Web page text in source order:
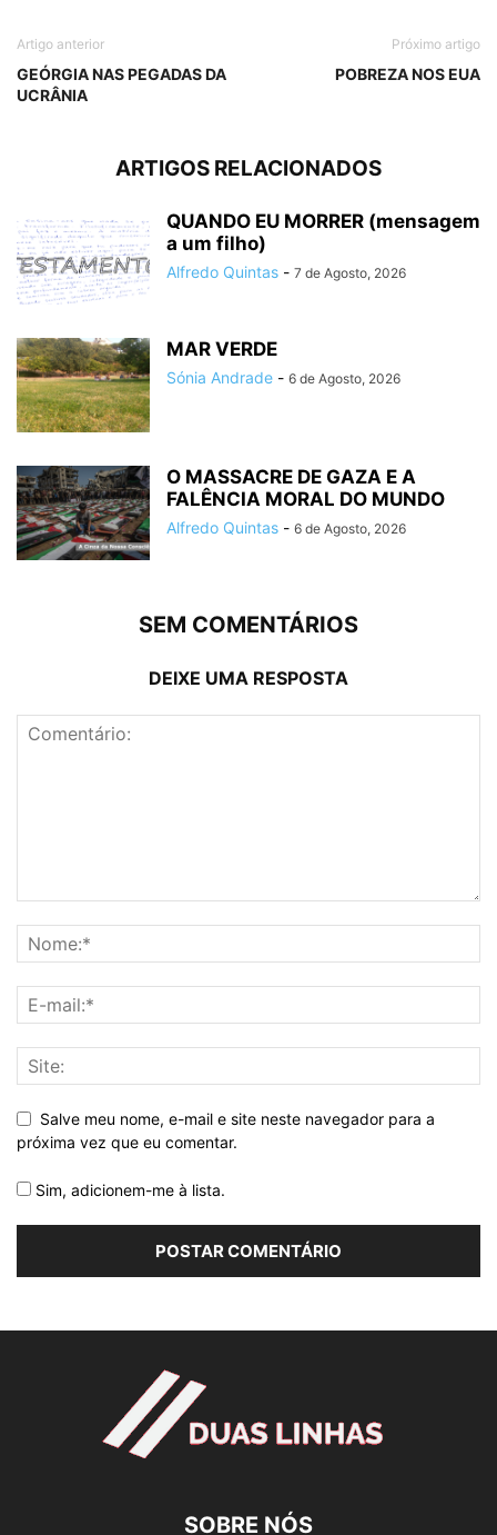
Artigo anterior
GEÓRGIA NAS PEGADAS DA
UCRÂNIA
Próximo artigo
POBREZA NOS EUA
ARTIGOS RELACIONADOS
QUANDO EU MORRER (mensagem
a um filho)
Alfredo Quintas - 7 de Agosto, 2026
MAR VERDE
Sónia Andrade - 6 de Agosto, 2026
O MASSACRE DE GAZA E A
FALÊNCIA MORAL DO MUNDO
Alfredo Quintas - 6 de Agosto, 2026
SEM COMENTÁRIOS
DEIXE UMA RESPOSTA
Salve meu nome, e-mail e site neste navegador para a
próxima vez que eu comentar.
Sim, adicionem-me à lista.
SOBRE NÓS